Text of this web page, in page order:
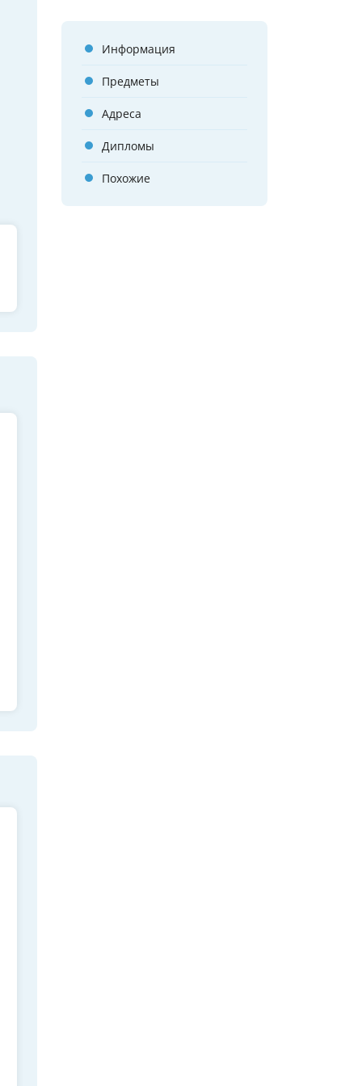
Информация
Предметы
Адреса
Дипломы
Похожие